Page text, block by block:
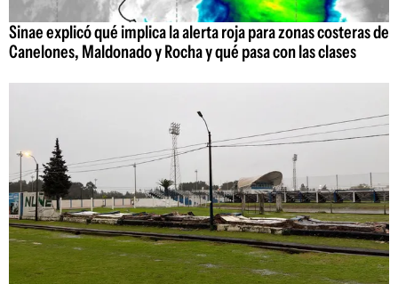
Sinae explicó qué implica la alerta roja para zonas costeras de
Canelones, Maldonado y Rocha y qué pasa con las clases